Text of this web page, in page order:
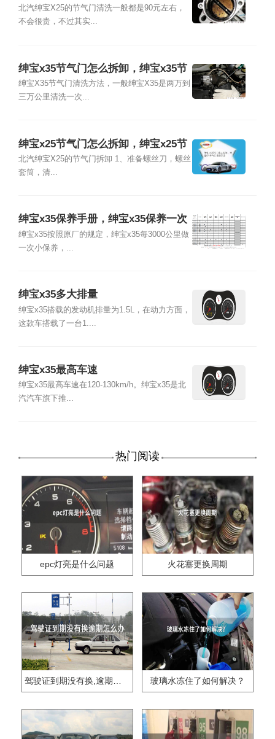
节气门多久清洗
北汽绅宝X25的节气门清洗一般都是90元左右，
不会很贵，不过其实...
绅宝x35节气门怎么拆卸，绅宝x35节
气门清洗方法
绅宝X35节气门清洗方法，一般绅宝X35是两万到
三万公里清洗一次...
绅宝x25节气门怎么拆卸，绅宝x25节
气门清洗方法
北汽绅宝X25的节气门拆卸 1、准备螺丝刀，螺丝
套筒，清...
绅宝x35保养手册，绅宝x35保养一次
多少钱
绅宝x35按照原厂的规定，绅宝x35每3000公里做
一次小保养，...
绅宝x35多大排量
绅宝x35搭载的发动机排量为1.5L，在动力方面，
这款车搭载了一台1....
绅宝x35最高车速
绅宝x35最高车速在120-130km/h。绅宝x35是北
汽汽车旗下推...
热门阅读
epc灯亮是什么问题 火花塞更换周期
玻璃水冻住了如何解决？